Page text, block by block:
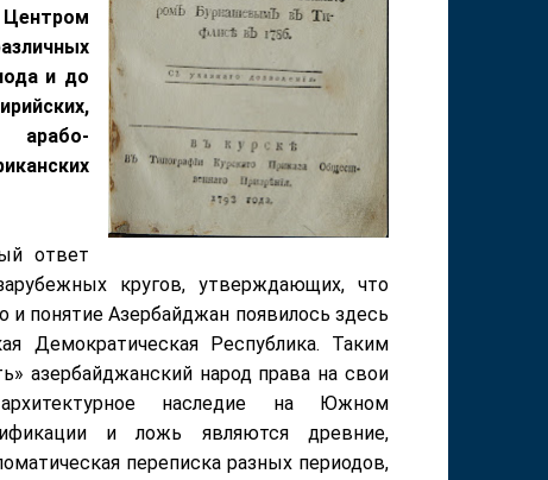
и до
арабо-
ответ
кругов, утверждающих, что
понятие Азербайджан появилось здесь
Демократическая Республика. Таким
азербайджанский народ права на свои
наследие на Южном
и ложь являются древние,
переписка разных периодов,